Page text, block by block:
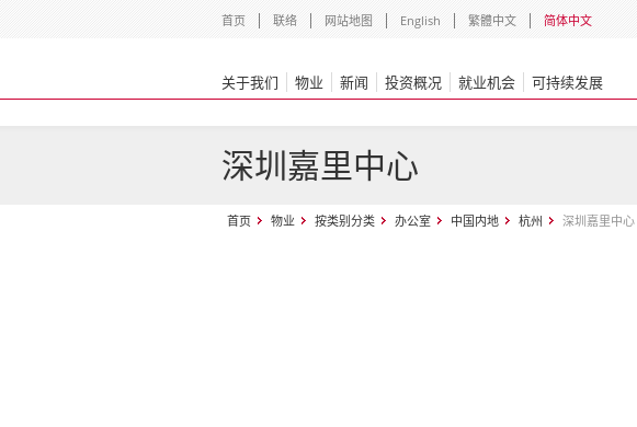
首页 联络 网站地图 English 繁體中文 简体中文
关于我们 物业 新闻 投资概况 就业机会 可持续发展
深圳嘉里中心
首页 物业 按类别分类 办公室 中国内地 杭州 深圳嘉里中心